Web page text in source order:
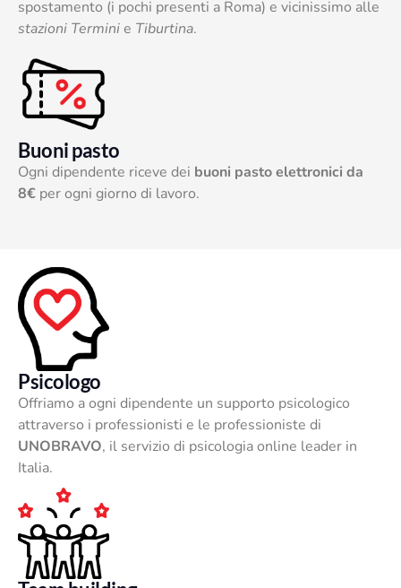
spostamento (i pochi presenti a Roma) e vicinissimo alle
stazioni Terminie Tiburtina.
Buoni pasto
Ogni dipendente riceve dei buoni pasto elettronici da
8€ per ogni giorno di lavoro.
Psicologo
Offriamo a ogni dipendente un supporto psicologico
attraverso i professionisti e le professioniste di
UNOBRAVO, il servizio di psicologia online leader in
Italia.